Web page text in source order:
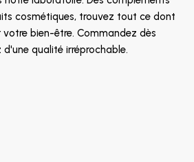
cosmétiques, trouvez tout ce dont
bien-être. Commandez dès
qualité irréprochable.